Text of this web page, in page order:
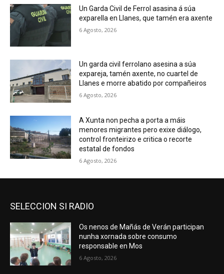
Un Garda Civil de Ferrol asasina á súa
exparella en Llanes, que tamén era axente
6 Agosto, 2026
Un garda civil ferrolano asesina a súa
expareja, tamén axente, no cuartel de
Llanes e morre abatido por compañeiros
6 Agosto, 2026
A Xunta non pecha a porta a máis
menores migrantes pero exixe diálogo,
control fronteirizo e critica o recorte
estatal de fondos
6 Agosto, 2026
SELECCION SI RADIO
Os nenos de Mañás de Verán participan
nunha xornada sobre consumo
responsable en Mos
6 Agosto, 2026